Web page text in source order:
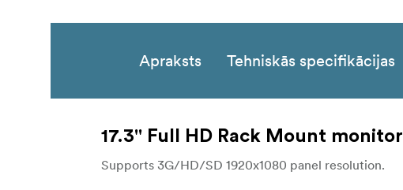
Apraksts Tehniskās specifikācijas
17.3'' Full HD Rack Mount monitor
Supports 3G/HD/SD 1920x1080 panel resolution.